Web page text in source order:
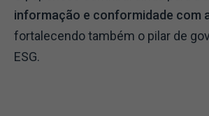
informação e conformidade com a
fortalecendo também o pilar de
ESG.